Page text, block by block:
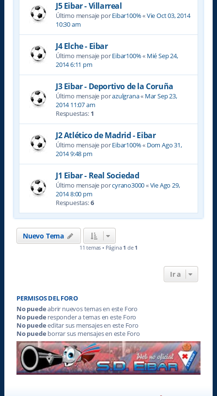
J5 Eibar - Villarreal
Último mensaje porEibar100%«Vie Oct 03, 2014
10:30 am
J4 Elche - Eibar
Último mensaje porEibar100%« Mié Sep 24,
2014 6:11 pm
J3 Eibar - Deportivo de la Coruña
Último mensaje porazulgrana« Mar Sep 23,
2014 11:07 am
Respuestas: 1
J2 Atlético de Madrid - Eibar
Último mensaje porEibar100%« Dom Ago 31,
2014 9:48 pm
J1 Eibar - Real Sociedad
Último mensaje porcyrano3000«Vie Ago 29,
2014 8:00 pm
Respuestas:6
Nuevo Tema
11 temas • Página 1 de 1
Ir a
PERMISOS DEL FORO
No puedeabrir nuevos temas en este Foro
No puede responder a temas en este Foro
No puedeeditar sus mensajes en este Foro
No puede borrar sus mensajes en este Foro